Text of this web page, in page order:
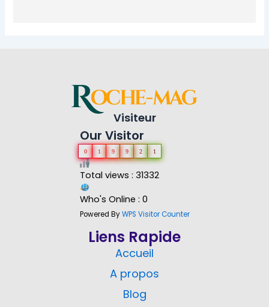
Visiteur
Our Visitor
0 1 9 9 2 1
Total views : 31332
Who's Online : 0
Powered ByWPS Visitor Counter
Liens Rapide
Accueil
A propos
Blog